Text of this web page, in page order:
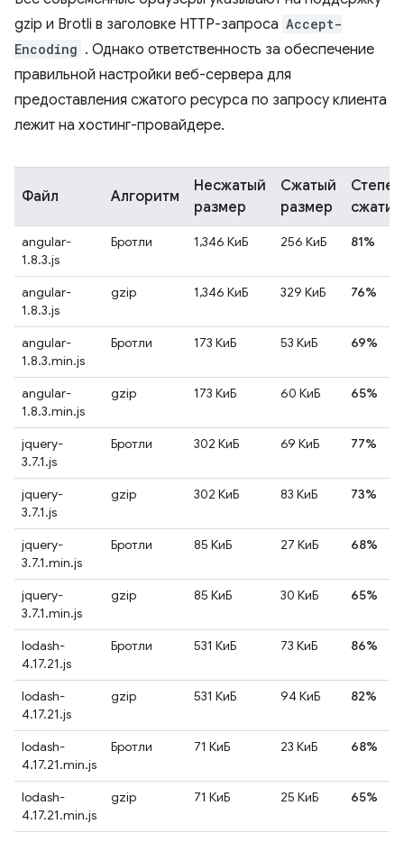
gzip и Brotli в заголовке HTTP-запроса Accept-
Encoding . Однако ответственность за обеспечение
правильной настройки веб-сервера для
предоставления сжатого ресурса по запросу клиента
лежит на хостинг-провайдере.
Файл Алгоритм
Несжатый
размер
Сжатый
размер
сжатия
angular-
1.8.3.js
Бротли 1,346 КиБ 256 КиБ 81%
angular-
1.8.3.js
gzip 1,346 КиБ 329 КиБ 76%
angular-
1.8.3.min.js
Бротли 173 КиБ 53 КиБ 69%
angular-
1.8.3.min.js
gzip 173 КиБ 60 КиБ 65%
jquery-
3.7.1.js
Бротли 302 КиБ 69 КиБ 77%
jquery-
3.7.1.js
gzip 302 КиБ 83 КиБ 73%
jquery-
3.7.1.min.js
Бротли 85 КиБ 27 КиБ 68%
jquery-
3.7.1.min.js
gzip 85 КиБ 30 КиБ 65%
lodash-
4.17.21.js
Бротли 531 КиБ 73 КиБ 86%
lodash-
4.17.21.js
gzip 531 КиБ 94 КиБ 82%
lodash-
4.17.21.min.js
Бротли 71 КиБ 23 КиБ 68%
lodash-
4.17.21.min.js
gzip 71 КиБ 25 КиБ 65%